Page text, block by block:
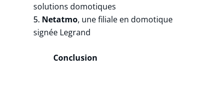
solutions domotiques
Netatmo, une filiale en domotique
signée Legrand
Conclusion